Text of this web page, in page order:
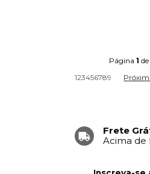
Página1
123456789
Frete
Acima de